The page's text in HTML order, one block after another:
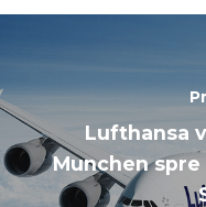
Lufthansa
Munchen spre